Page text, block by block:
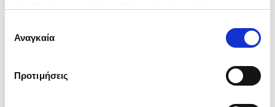
ενδιαφέρουν και να επιλέξετε από τα παρακάτω με την
΄΄και να ενημερωθείτε σχετικά με
συγκατάθεσης
Αναγκαία
Προτιμήσεις